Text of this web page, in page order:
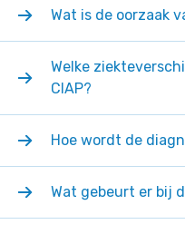
Wat is de oorzaak
Welke
CIAP?
Hoe wordt de
Wat gebeurt er bij